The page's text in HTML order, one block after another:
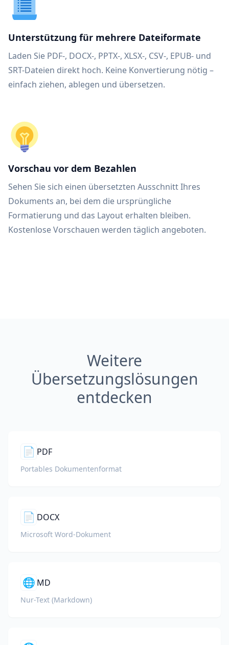
Unterstützung für mehrere Dateiformate
Laden Sie PDF-, DOCX-, PPTX-, XLSX-, CSV-, EPUB- und
SRT-Dateien direkt hoch. Keine Konvertierung nötig –
einfach ziehen, ablegen und übersetzen.
Vorschau vor dem Bezahlen
Sehen Sie sich einen übersetzten Ausschnitt Ihres
Dokuments an, bei dem die ursprüngliche
Formatierung und das Layout erhalten bleiben.
Kostenlose Vorschauen werden täglich angeboten.
Weitere
Übersetzungslösungen
entdecken
📄 PDF
Portables Dokumentenformat
📄 DOCX
Microsoft Word-Dokument
🌐 MD
Nur-Text (Markdown)